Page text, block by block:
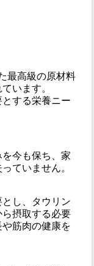
最高級の原材料
います。
する栄養ニー
今も保ち、家
ていません。
し、タウリン
摂取する必要
筋肉の健康を